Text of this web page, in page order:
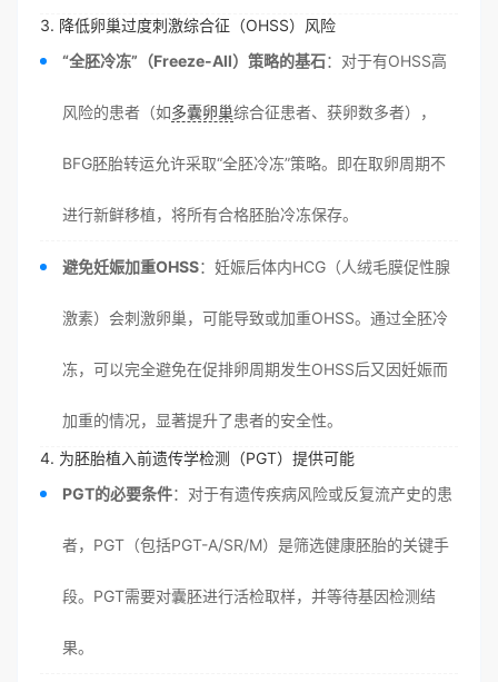
3. 降低卵巢过度刺激综合征（OHSS）风险
“全胚冷冻”（Freeze-All）策略的基石：对于有OHSS高
风险的患者（如多囊卵巢综合征患者、获卵数多者），
BFG胚胎转运允许采取“全胚冷冻”策略。即在取卵周期不
进行新鲜移植，将所有合格胚胎冷冻保存。
避免妊娠加重OHSS：妊娠后体内HCG（人绒毛膜促性腺
激素）会刺激卵巢，可能导致或加重OHSS。通过全胚冷
冻，可以完全避免在促排卵周期发生OHSS后又因妊娠而
加重的情况，显著提升了患者的安全性。
4. 为胚胎植入前遗传学检测（PGT）提供可能
PGT的必要条件：对于有遗传疾病风险或反复流产史的患
者，PGT（包括PGT-A/SR/M）是筛选健康胚胎的关键手
段。PGT需要对囊胚进行活检取样，并等待基因检测结
果。